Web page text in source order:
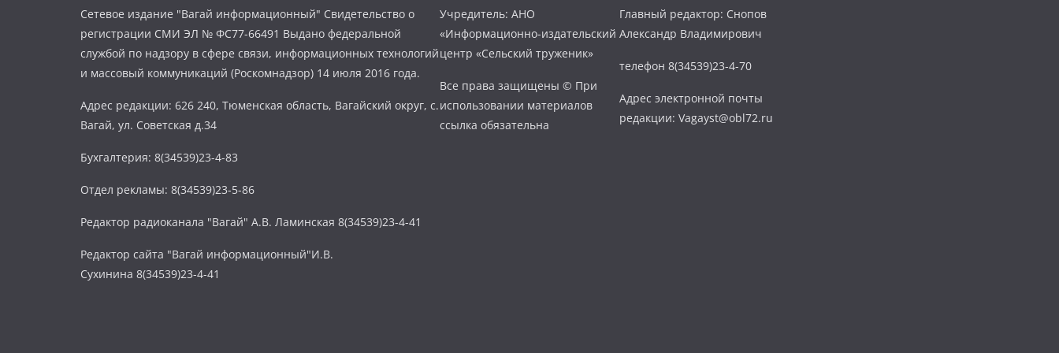
Сетевое издание "Вагай информационный" Свидетельство о
регистрации СМИ ЭЛ № ФС77-66491 Выдано федеральной
службой по надзору в сфере связи, информационных технологий
и массовый коммуникаций (Роскомнадзор) 14 июля 2016 года.
Адрес редакции: 626 240, Тюменская область, Вагайский округ, с.
Вагай, ул. Советская д.34
Бухгалтерия: 8(34539)23-4-83
Отдел рекламы: 8(34539)23-5-86
Редактор радиоканала "Вагай" А.В. Ламинская 8(34539)23-4-41
Редактор сайта "Вагай информационный"И.В.
Сухинина 8(34539)23-4-41
Учредитель: АНО
«Информационно-издательский
центр «Сельский труженик»
Все права защищены © При
использовании материалов
ссылка обязательна
Главный редактор: Снопов
Александр Владимирович
телефон 8(34539)23-4-70
Адрес электронной почты
редакции: Vagayst@obl72.ru